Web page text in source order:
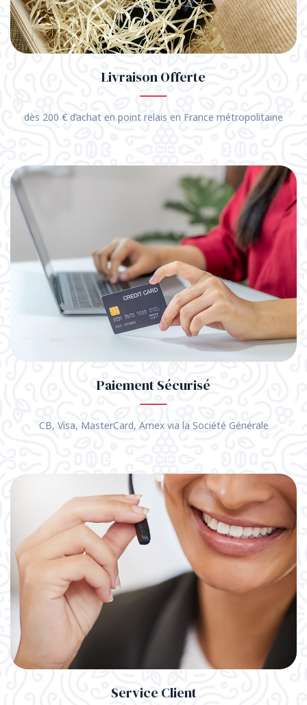
Livraison Offerte
dès 200 € d’achat en point relais en France métropolitaine
Paiement Sécurisé
CB, Visa, MasterCard, Amex via la Société Générale
Service Client